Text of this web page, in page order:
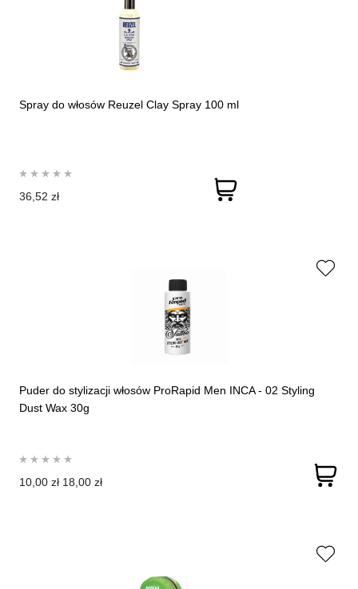
Spray do włosów Reuzel Clay Spray 100 ml
36,52 zł
Puder do stylizacji włosów ProRapid Men INCA - 02 Styling
Dust Wax 30g
10,00 zł 18,00 zł